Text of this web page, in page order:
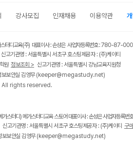
강사모집 인재채용 이용약관
스터디교육(주) 대표이사 : 손성은 사업자등록번호 : 780-87-
신고기관명 : 서울특별시 서초구 호스팅제공자 : (주)케이티
원 정보조회 > 신고기관명 : 서울특별시 강남교육지원청
보안실 김영무(keeper@megastudy.net)
rights reserved.
스터디) 메가스터디교육 스토어 대표이사 : 손성은 사업자등
신고기관명 : 서울특별시 서초구 호스팅제공자 : (주)케이티 구
보안실 김영무(keeper@megastudy.net)